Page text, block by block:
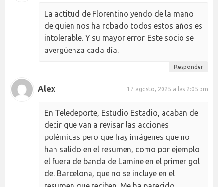
La actitud de Florentino yendo de la mano
de quien nos ha robado todos estos años es
intolerable. Y su mayor error. Este socio se
avergüenza cada día.
Responder
Alex 17 agosto, 2025 a las 2:05 pm
En Teledeporte, Estudio Estadio, acaban de
decir que van a revisar las acciones
polémicas pero que hay imágenes que no
han salido en el resumen, como por ejemplo
el fuera de banda de Lamine en el primer gol
del Barcelona, que no se incluye en el